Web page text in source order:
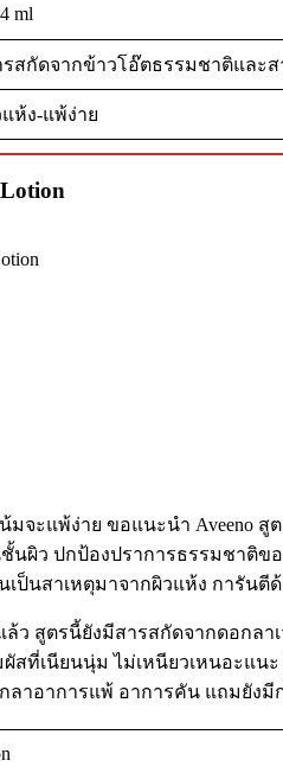
ml
รสกัดจากข้าวโอ๊ตธรรมชาติและส
ห้ง-แพ้ง่าย
ะแพ้ง่าย ขอแนะนำ Aveeno สูต
ผิว ปกป้องปราการธรรมชาติข
ป็นสาเหตุมาจากผิวแห้ง การันตี
ว สูตรนี้ยังมีสารสกัดจากดอกล
ที่เนียนนุ่ม ไม่เหนียวเหนอะแน
ลาอาการแพ้ อาการคัน แถมยัง